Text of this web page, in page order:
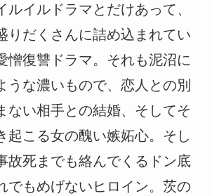
ルイルドラマとだけあって、
りだくさんに詰め込まれてい
憎復讐ドラマ。それも泥沼に
うな濃いもので、恋人との別
ない相手との結婚、そしてそ
起こる女の醜い嫉妬心。そし
故死までも絡んでくるドン底
でもめげないヒロイン。茨の